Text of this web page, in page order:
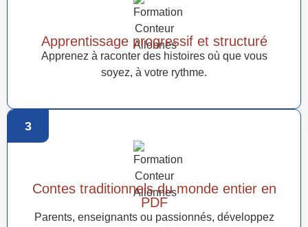
Apprentissage progressif et structuré
Apprenez à raconter des histoires où que vous
soyez, à votre rythme.
3
Contes traditionnels du monde entier en
PDF
Parents, enseignants ou passionnés, développez